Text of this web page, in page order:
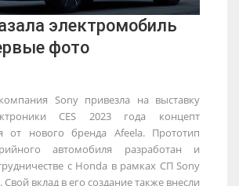
электромобиль
фото
Sony привезла на выставку
CES 2023 года концепт
от нового бренда Afeela. Прототип
автомобиля разработан и
с Honda в рамках СП Sony
вклад в его создание также внесли